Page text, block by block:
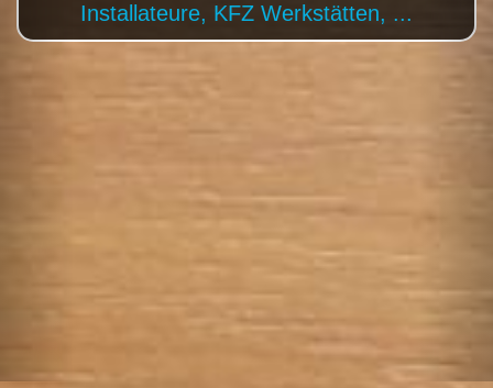
Tischler, Künstler, ...